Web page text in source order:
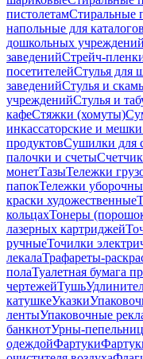
пистолетамСтиральные
напольные для
дошкольных учреждений
заведенийСтрейч-
посетителейСтулья для
заведенийСтулья и
учрежденийСтулья и
кафеСтяжки (хомуты)
инкассаторские и
продуктовСушилки для
палочки и счеты
монетТазыТележки
папокТележки
краски художественные
кольцахТонеры
лазерных картриджей
ручныеТочилки
лекалаТрафареты-
полаТуалетная бумага
чертежейТушь
катушкеУказки
лентыУпаковочные
банкнотУрны-
одеждойФартуки